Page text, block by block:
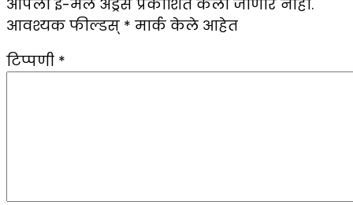
आपला ई-मेल अड्रेस प्रकाशित केला जाणार नाही.
आवश्यक फील्डस् * मार्क केले आहेत
टिप्पणी *